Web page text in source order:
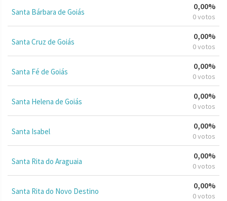
Santa Bárbara de Goiás
0,00%
0 votos
Santa Cruz de Goiás
0,00%
0 votos
Santa Fé de Goiás
0,00%
0 votos
Santa Helena de Goiás
0,00%
0 votos
Santa Isabel
0,00%
0 votos
Santa Rita do Araguaia
0,00%
0 votos
Santa Rita do Novo Destino
0,00%
0 votos